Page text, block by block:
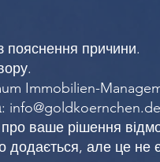
пояснення причини.
Immobilien-
info@goldkoernchen.de
ваше рішення
додається, але це не